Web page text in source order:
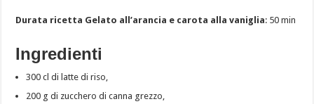
Durata ricetta Gelato all’arancia e carota alla vaniglia: 50 min
Ingredienti
300 cl di latte di riso,
200 g di zucchero di canna grezzo,